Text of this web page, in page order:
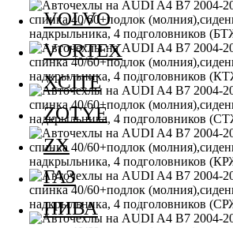
VOLVO
VORTEX
XCITE
ZOTYE
ZX
ГАЗ
НИВА